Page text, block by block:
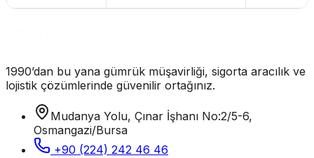
1990’dan bu yana gümrük müşavirliği, sigorta aracılık ve
lojistik çözümlerinde güvenilir ortağınız.
Mudanya Yolu, Çınar İşhanı No:2/5-6,
Osmangazi/Bursa
+90 (224) 242 46 46